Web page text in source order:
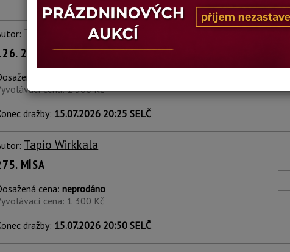
Tapio Wirkkala
2 MÍSY "SEVERNÍ POLÁRNÍ ZÁŘE"
cena:
cena: 1 500 Kč
dražby: 15.07.2026 20:25 SELČ
Tapio Wirkkala
MÍSA
cena:neprodáno
cena: 1 300 Kč
dražby: 15.07.2026 20:50 SELČ